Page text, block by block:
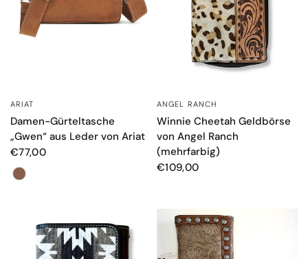
ARIAT
Damen-Gürteltasche
„Gwen“ aus Leder von Ariat
€77,00
Farbe
SCHNELLANSICHT
ANGEL RANCH
Winnie Cheetah Geldbörse
von Angel Ranch
(mehrfarbig)
€109,00